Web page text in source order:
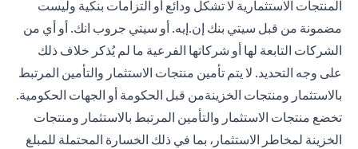
المنتجات الاستثمارية لا تشكل ودائع أو التزامات بنكية وليست
مضمونة من قبل سيتي بنك إن.إيه. أو سيتي جروب انك. أو أي من
الشركات التابعة لها أو شركاتها الفرعية ما لم يُذكر خلاف ذلك
على وجه التحديد. لا يتم تأمين منتجات الاستثمار والتأمين المرتبط
بالاستثمار ومنتجات الخزينةمن قبل الحكومة أو الجهات الحكومية.
تخضع منتجات الاستثمار والتأمين المرتبط بالاستثمار ومنتجات
الخزينة لمخاطر الاستثمار، بما في ذلك الخسارة المحتملة للمبلغ